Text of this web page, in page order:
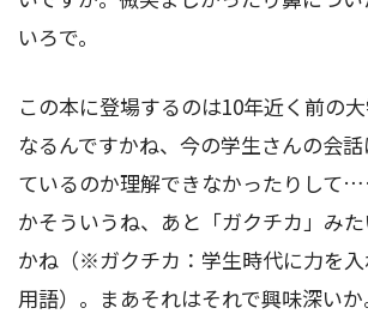
いろで。
この本に登場するのは10年近く前の
なるんですかね、今の学生さんの会
ているのか理解できなかったりして
かそういうね、あと「ガクチカ」み
かね（※ガクチカ：学生時代に力を
用語）。まあそれはそれで興味深い